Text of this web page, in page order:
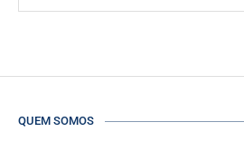
QUEM SOMOS